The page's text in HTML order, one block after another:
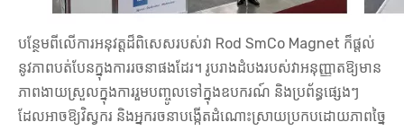
បន្ថែមពីលើការអនុវត្តដ៏ពិសេសរបស់វា Rod SmCo Magnet ក៏ផ្តល់
នូវភាពបត់បែនក្នុងការរចនាផងដែរ។ រូបរាងដំបងរបស់វាអនុញ្ញាតឱ្យមាន
ភាពងាយស្រួលក្នុងការរួមបញ្ចូលទៅក្នុងឧបករណ៍ និងប្រព័ន្ធផ្សេងៗ
ដែលអាចឱ្យវិស្វករ និងអ្នករចនាបង្កើតដំណោះស្រាយប្រកបដោយភាពច្នៃ